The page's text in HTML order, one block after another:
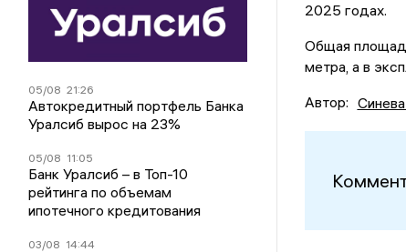
05/08 21:26
Автокредитный портфель Банка
Уралсиб вырос на 23%
05/08 11:05
Банк Уралсиб – в Топ-10
рейтинга по объемам
ипотечного кредитования
03/08 14:44
2025 годах.
Общая
метра, а в
Автор: